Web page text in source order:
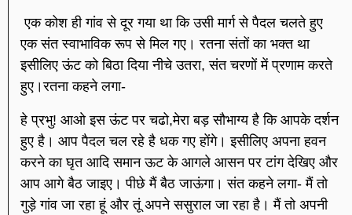
एक कोश ही गांव से दूर गया था कि उसी मार्ग से पैदल चलते हुए
एक संत स्वाभाविक रूप से मिल गए। रतना संतों का भक्त था
इसीलिए ऊंट को बिठा दिया नीचे उतरा, संत चरणों में प्रणाम करते
हुए।रतना कहने लगा-
हे प्रभु! आओ इस ऊंट पर चढो,मेरा बड़ सौभाग्य है कि आपके दर्शन
हुए है। आप पैदल चल रहे है धक गए होंगे। इसीलिए अपना हवन
करने का घृत आदि समान ऊट के आगले आसन पर टांग देखिए और
आप आगे बैठ जाइए। पीछे मैं बैठ जाऊंगा। संत कहने लगा- मैं तो
गुड़े गांव जा रहा हूं और तूं अपने ससुराल जा रहा है। मैं तो अपनी